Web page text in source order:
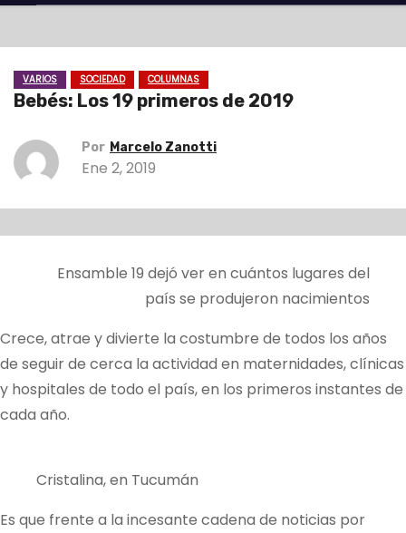
VARIOS SOCIEDAD COLUMNAS
Bebés: Los 19 primeros de 2019
Por Marcelo Zanotti
Ene 2, 2019
Ensamble 19 dejó ver en cuántos lugares del
país se produjeron nacimientos
Crece, atrae y divierte la costumbre de todos los años
de seguir de cerca la actividad en maternidades, clínicas
y hospitales de todo el país, en los primeros instantes de
cada año.
Cristalina, en Tucumán
Es que frente a la incesante cadena de noticias por